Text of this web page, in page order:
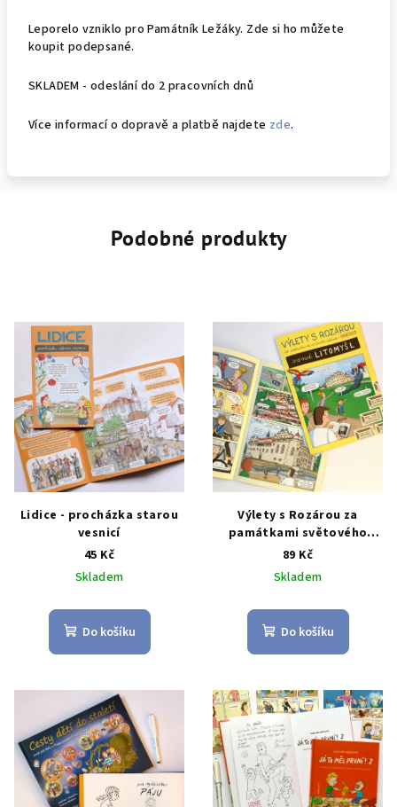
Leporelo vzniklo pro Památník Ležáky. Zde si ho můžete
koupit podepsané.
SKLADEM - odeslání do 2 pracovních dnů
Více informací o dopravě a platbě najdete zde.
Podobné produkty
Lidice - procházka starou
vesnicí
45 Kč
Skladem
Do košíku
Výlety s Rozárou za
památkami světového
dědictví UNESCO - zámek
Litomyšl
89 Kč
Skladem
Do košíku